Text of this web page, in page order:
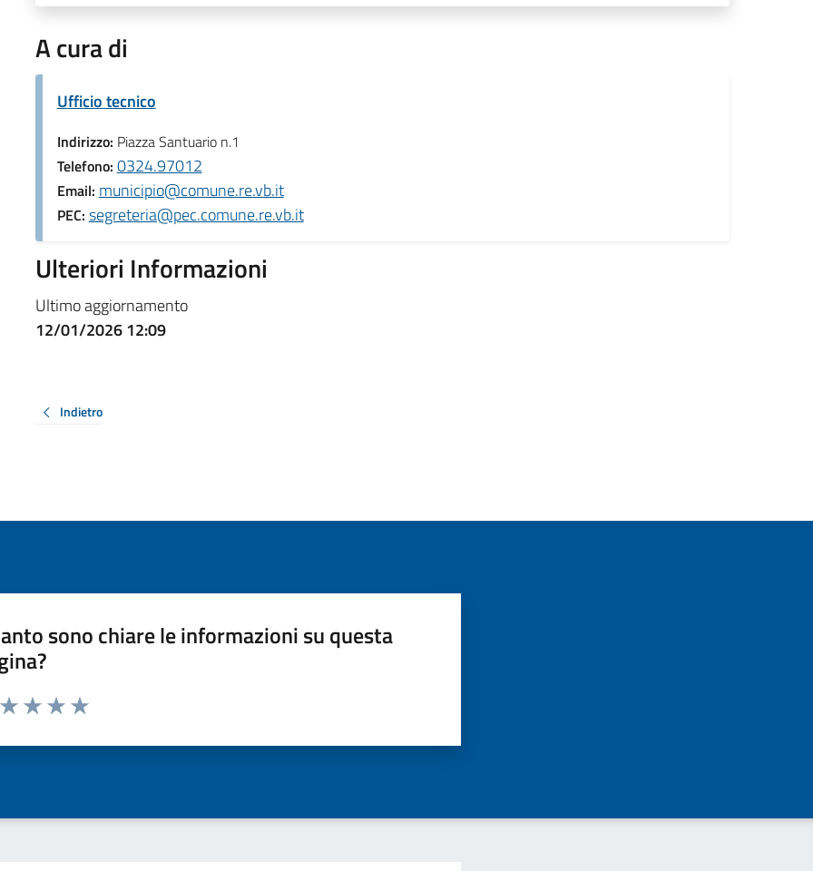
A cura di
Ufficio tecnico
Indirizzo: Piazza Santuario n.1
Telefono: 0324.97012
Email: municipio@comune.re.vb.it
PEC: segreteria@pec.comune.re.vb.it
Ulteriori Informazioni
Ultimo aggiornamento
12/01/2026 12:09
Indietro
sono chiare le informazioni su questa
da 1 a 5 stelle la pagina